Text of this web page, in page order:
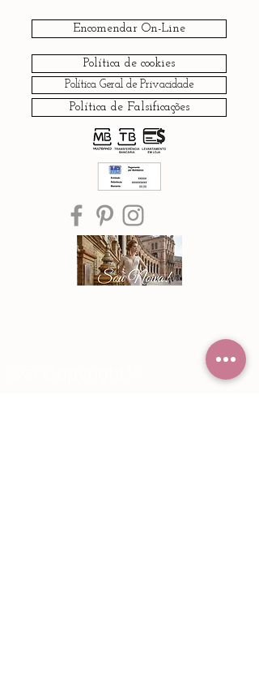
Encomendar On-Line
Política de cookies
Política Geral de Privacidade
Política de Falsificações